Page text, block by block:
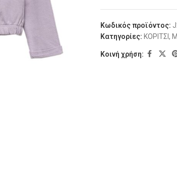
Κωδικός προϊόντος:
Κατηγορίες: ΚΟΡΙΤΣΙ ,
Κοινή χρήση: